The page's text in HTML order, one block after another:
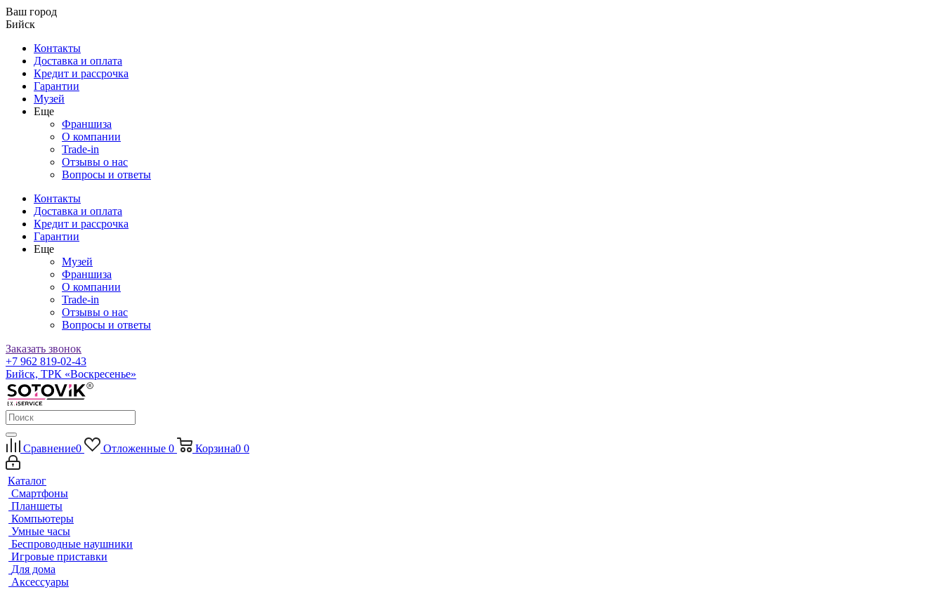
Ваш город
Бийск
Контакты
Доставка и оплата
Кредит и рассрочка
Гарантии
Музей
Еще
Франшиза
О компании
Trade-in
Отзывы о нас
Вопросы и ответы
Контакты
Доставка и оплата
Кредит и рассрочка
Гарантии
Еще
Музей
Франшиза
О компании
Trade-in
Отзывы о нас
Вопросы и ответы
Заказать звонок
+7 962 819-02-43
Бийск, ТРК «Воскресенье»
Сравнение0 Отложенные 0 Корзина0 0
Каталог
Смартфоны
Планшеты
Компьютеры
Умные часы
Беспроводные наушники
Игровые приставки
Для дома
Аксессуары